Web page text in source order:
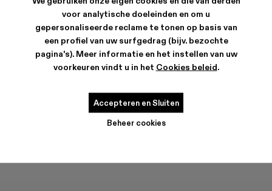
voor analytische doeleinden en om u
gepersonaliseerde reclame te tonen op basis van
een profiel van uw surfgedrag (bijv. bezochte
pagina's). Meer informatie en het instellen van uw
voorkeuren vindt u in het Cookies beleid.
Beheer cookies
Accepteren en Sluiten